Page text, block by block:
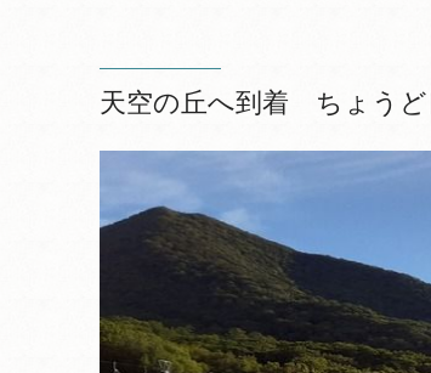
天空の丘へ到着 ちょうど